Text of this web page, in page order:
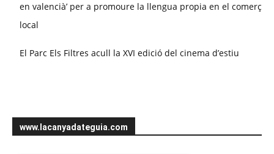
en valencià’ per a promoure la llengua propia en el comerç
local
El Parc Els Filtres acull la XVI edició del cinema d’estiu
www.lacanyadateguia.com